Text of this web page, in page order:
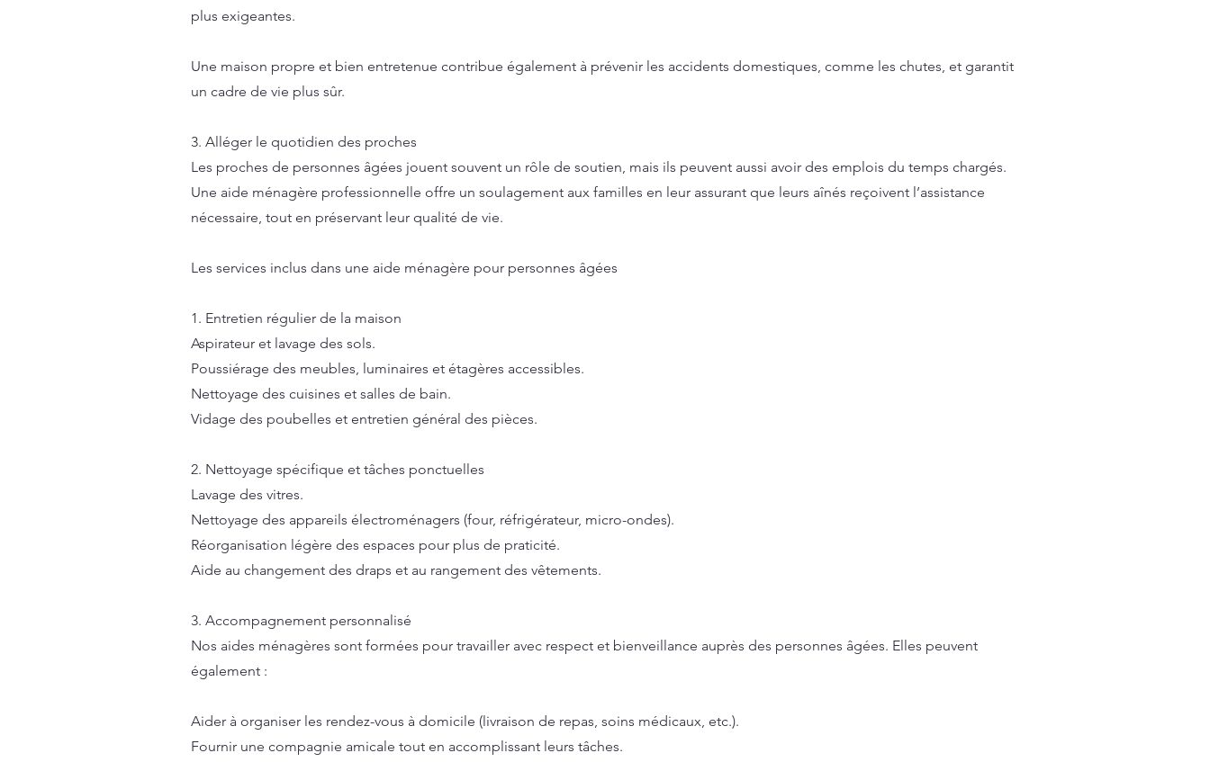
plus exigeantes.
Une maison propre et bien entretenue contribue également à prévenir les accidents domestiques, comme les chutes, et garantit
un cadre de vie plus sûr.
3. Alléger le quotidien des proches
Les proches de personnes âgées jouent souvent un rôle de soutien, mais ils peuvent aussi avoir des emplois du temps chargés.
Une aide ménagère professionnelle offre un soulagement aux familles en leur assurant que leurs aînés reçoivent l’assistance
nécessaire, tout en préservant leur qualité de vie.
Les services inclus dans une aide ménagère pour personnes âgées
1. Entretien régulier de la maison
Aspirateur et lavage des sols.
Poussiérage des meubles, luminaires et étagères accessibles.
Nettoyage des cuisines et salles de bain.
Vidage des poubelles et entretien général des pièces.
2. Nettoyage spécifique et tâches ponctuelles
Lavage des vitres.
Nettoyage des appareils électroménagers (four, réfrigérateur, micro-ondes).
Réorganisation légère des espaces pour plus de praticité.
Aide au changement des draps et au rangement des vêtements.
3. Accompagnement personnalisé
Nos aides ménagères sont formées pour travailler avec respect et bienveillance auprès des personnes âgées. Elles peuvent
également :
Aider à organiser les rendez-vous à domicile (livraison de repas, soins médicaux, etc.).
Fournir une compagnie amicale tout en accomplissant leurs tâches.